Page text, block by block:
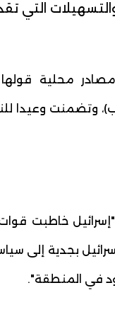
، والتسهيلات
محلية
وتضمنت وعيدا
خاطبت
إسرائيل بجدية إلى
في المنطقة".